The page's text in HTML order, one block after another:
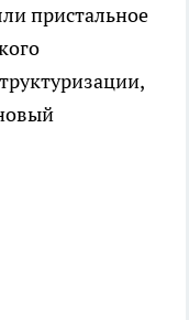
пристальное